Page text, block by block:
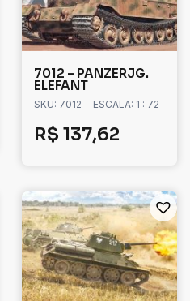
7012 – PANZERJG.
ELEFANT
SKU: 7012 - ESCALA: 1 : 72
R$ 137,62